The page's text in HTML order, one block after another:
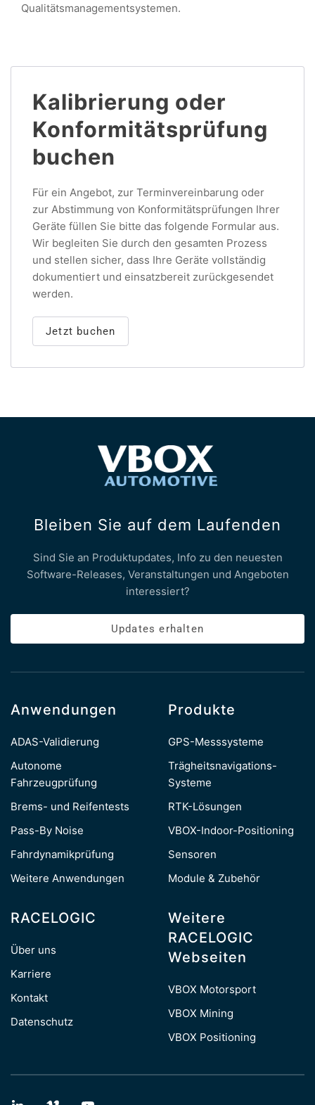
Qualitätsmanagementsystemen.
Kalibrierung oder
Konformitätsprüfung
buchen
Für ein Angebot, zur Terminvereinbarung oder
zur Abstimmung von Konformitätsprüfungen Ihrer
Geräte füllen Sie bitte das folgende Formular aus.
Wir begleiten Sie durch den gesamten Prozess
und stellen sicher, dass Ihre Geräte vollständig
dokumentiert und einsatzbereit zurückgesendet
werden.
Jetzt buchen
Bleiben Sie auf dem Laufenden
Sind Sie an Produktupdates, Info zu den neuesten
Software-Releases, Veranstaltungen und Angeboten
interessiert?
Updates erhalten
Anwendungen
ADAS-Validierung
Autonome
Fahrzeugprüfung
Brems- und Reifentests
Pass-By Noise
Fahrdynamikprüfung
Weitere Anwendungen
Produkte
GPS-Messsysteme
Trägheitsnavigations-
Systeme
RTK-Lösungen
VBOX-Indoor-Positioning
Sensoren
Module & Zubehör
RACELOGIC
Über uns
Karriere
Kontakt
Datenschutz
Weitere
RACELOGIC
Webseiten
VBOX Motorsport
VBOX Mining
VBOX Positioning